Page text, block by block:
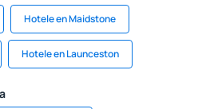
Hotele en Maidstone
Hotele en Launceston